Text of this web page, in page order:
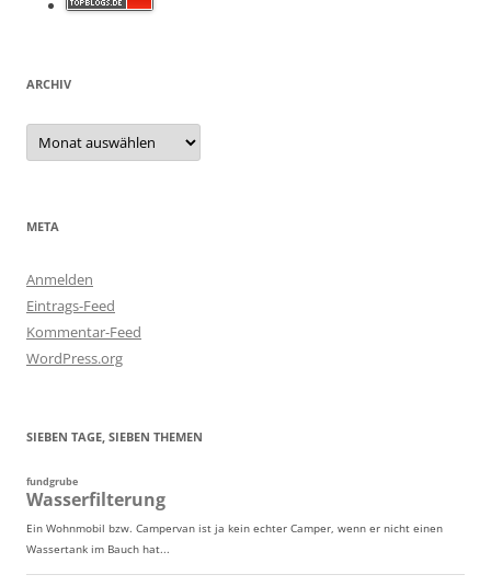
ARCHIV
Archiv
META
Anmelden
Eintrags-Feed
Kommentar-Feed
WordPress.org
SIEBEN TAGE, SIEBEN THEMEN